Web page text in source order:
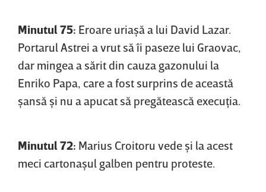
Minutul 75: Eroare uriaşă a lui David Lazar.
Portarul Astrei a vrut să îi paseze lui Graovac,
dar mingea a sărit din cauza gazonului la
Enriko Papa, care a fost surprins de această
şansă şi nu a apucat să pregătească execuţia.
Minutul 72: Marius Croitoru vede şi la acest
meci cartonaşul galben pentru proteste.